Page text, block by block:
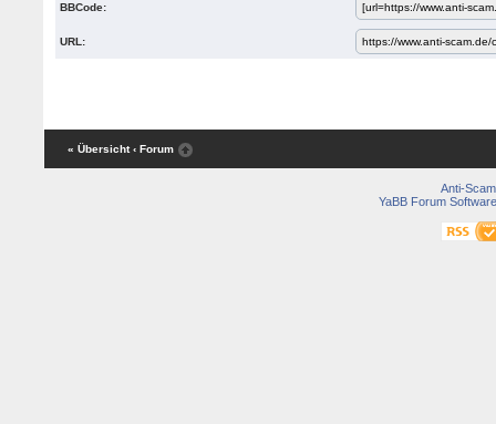
BBCode:
URL:
« Übersicht ‹ Forum
Anti-Scam
YaBB Forum Software